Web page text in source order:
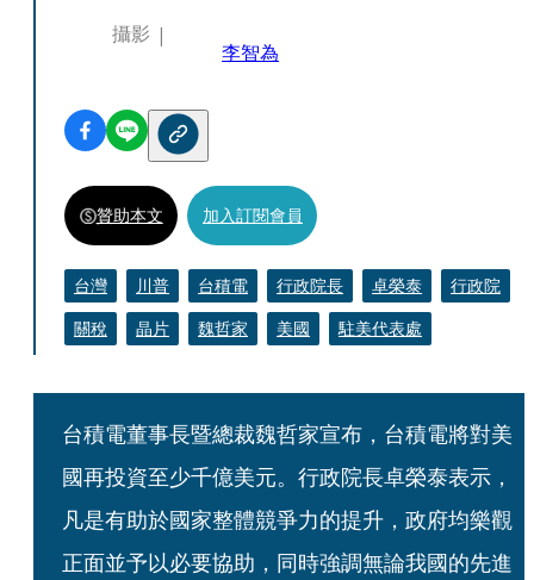
攝影
李智為
贊助本文 加入訂閱會員
台灣 川普 台積電 行政院長 卓榮泰
行政院
關稅
晶片 魏哲家 美國 駐美代表處
台積電董事長暨總裁魏哲家宣布，台積電將對美
國再投資至少千億美元。行政院長卓榮泰表示，
凡是有助於國家整體競爭力的提升，政府均樂觀
正面並予以必要協助，同時強調無論我國的先進